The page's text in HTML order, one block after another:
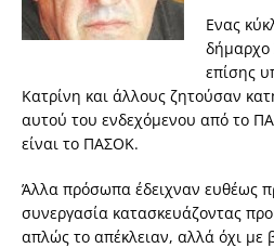
Ενας
δήμαρχο
επίσης
Κατρίνη και άλλους ζητούσαν
αυτού του ενδεχόμενου από το
είναι το ΠΑΣΟΚ.
Άλλα πρόσωπα έδειχναν ευθέως
συνεργασία κατασκευάζοντας
απλώς το απέκλειαν, αλλά όχι με